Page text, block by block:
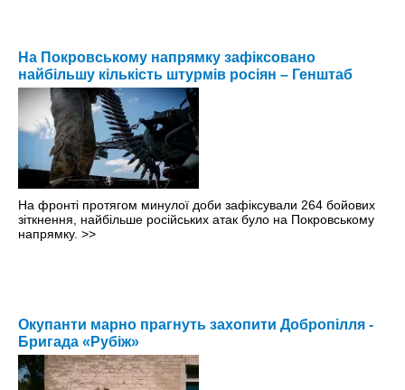
На Покровському напрямку зафіксовано
найбільшу кількість штурмів росіян – Генштаб
На фронті протягом минулої доби зафіксували 264 бойових
зіткнення, найбільше російських атак було на Покровському
напрямку. >>
Окупанти марно прагнуть захопити Добропілля -
Бригада «Рубіж»